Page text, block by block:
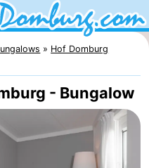
Hof Domburg
- Bungalow